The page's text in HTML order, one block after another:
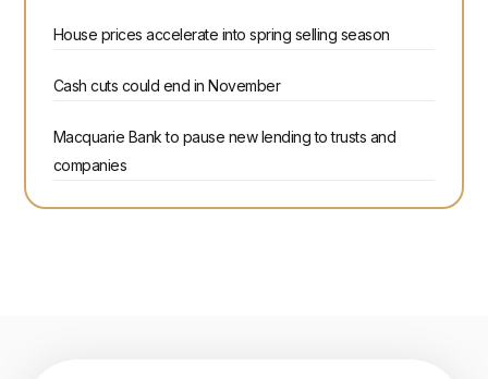
House prices accelerate into spring selling season
Cash cuts could end in November
Macquarie Bank to pause new lending to trusts and
companies